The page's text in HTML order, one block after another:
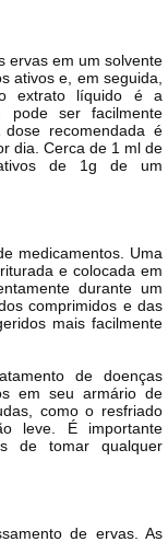
ervas em um solvente
ativos e, em seguida,
extrato líquido é a
pode ser facilmente
recomendada é
dia. Cerca de 1 ml de
de 1g de um
medicamentos. Uma
e colocada em
durante um
comprimidos e das
mais facilmente
de doenças
em seu armário de
como o resfriado
leve. É importante
de tomar qualquer
de ervas. As